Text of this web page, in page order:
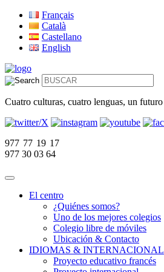
Français
Català
Castellano
English
Cuatro culturas, cuatro lenguas, un futuro
977 77 19 17
977 30 03 64
El centro
¿Quiénes somos?
Uno de los mejores colegios
Colegio libre de móviles
Ubicación & Contacto
IDIOMAS & INTERNACIONAL
Proyecto educativo francés